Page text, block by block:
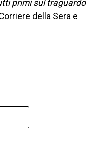
primi sul traguardo
della Sera e